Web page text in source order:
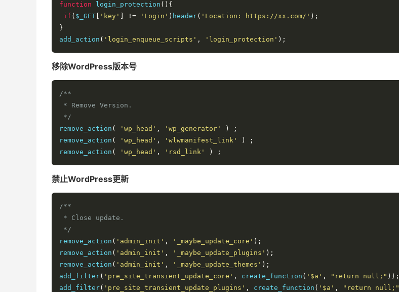
function login_protection (){
if ( $_GET 'key' != 'Login' ) header( 'Location: https://xx.com/' );
}
add_action ( 'login_enqueue_scripts' , 'login_protection' );
移除WordPress版本号
/**
*/
remove_action ( 'wp_head' , 'wp_generator' )
;
remove_action ( 'wp_head' , 'wlwmanifest_link' )
;
remove_action ( 'wp_head' , 'rsd_link' ) ;
禁止WordPress更新
/**
*/
remove_action ( 'admin_init' , '_maybe_update_core' );
remove_action ( 'admin_init' , '_maybe_update_plugins' );
remove_action ( 'admin_init' , '_maybe_update_themes' );
add_filter( 'pre_site_transient_update_core' , create_function ( '$a' , "return null;" ));
add_filter( 'pre_site_transient_update_plugins' , create_function ( '$a' , "return null;"